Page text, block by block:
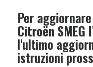
Per
Citroën SMEG
l'ultimo
istruzioni